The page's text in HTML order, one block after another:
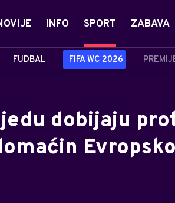
INFO SPORT
FUDBAL FIFA WC 2026
ZABAVA
dobijaju